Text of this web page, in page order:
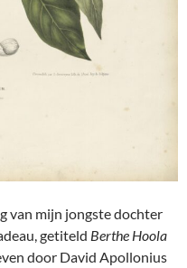
van mijn jongste dochter
getiteld Berthe Hoola
door David Apollonius